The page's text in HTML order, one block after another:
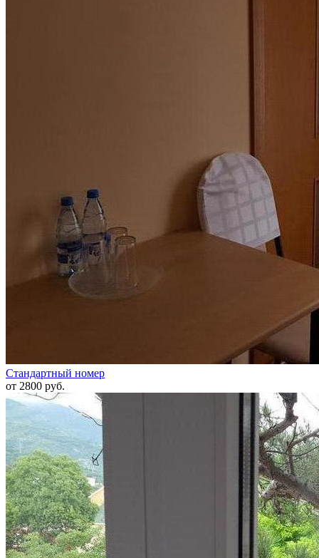
Стандартный номер
от 2800 руб.